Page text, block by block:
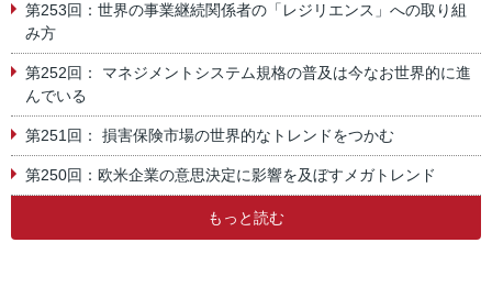
第253回：世界の事業継続関係者の「レジリエンス」への取り組
み方
第252回： マネジメントシステム規格の普及は今なお世界的に進
んでいる
第251回： 損害保険市場の世界的なトレンドをつかむ
第250回：欧米企業の意思決定に影響を及ぼすメガトレンド
もっと読む